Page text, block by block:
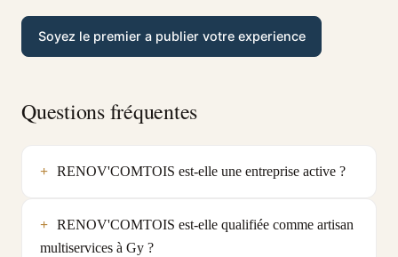
Soyez le premier a publier votre experience
Questions fréquentes
RENOV'COMTOIS est-elle une entreprise active ?
RENOV'COMTOIS est-elle qualifiée comme artisan
multiservices à Gy ?